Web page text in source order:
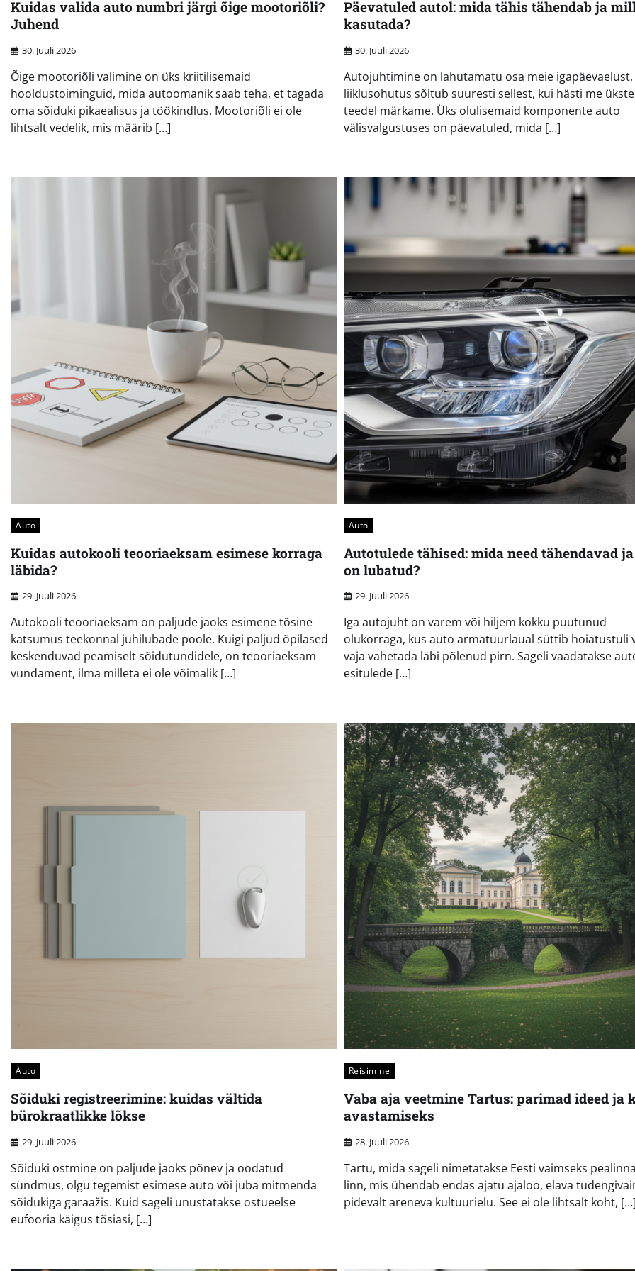
Kuidas valida auto numbri järgi õige mootoriõli?
Juhend
30. Juuli 2026
Õige mootoriõli valimine on üks kriitilisemaid
hooldustoiminguid, mida autoomanik saab teha, et tagada
oma sõiduki pikaealisus ja töökindlus. Mootoriõli ei ole
lihtsalt vedelik, mis määrib […]
Päevatuled autol: mida tähis tähendab ja
kasutada?
30. Juuli 2026
Autojuhtimine on lahutamatu osa meie
liiklusohutus sõltub suuresti sellest, kui hästi me
teedel märkame. Üks olulisemaid komponente auto
välisvalgustuses on päevatuled, mida […]
Auto
Kuidas autokooli teooriaeksam esimese korraga
läbida?
29. Juuli 2026
Autokooli teooriaeksam on paljude jaoks esimene tõsine
katsumus teekonnal juhilubade poole. Kuigi paljud õpilased
keskenduvad peamiselt sõidutundidele, on teooriaeksam
vundament, ilma milleta ei ole võimalik […]
Auto
Autotulede tähised: mida need tähendavad
on lubatud?
29. Juuli 2026
Iga autojuht on varem või hiljem kokku puutunud
olukorraga, kus auto armatuurlaual süttib hoiatustuli
vaja vahetada läbi põlenud pirn. Sageli vaadatakse
esitulede […]
Auto
Sõiduki registreerimine: kuidas vältida
bürokraatlikke lõkse
29. Juuli 2026
Sõiduki ostmine on paljude jaoks põnev ja oodatud
sündmus, olgu tegemist esimese auto või juba mitmenda
sõidukiga garaažis. Kuid sageli unustatakse ostueelse
eufooria käigus tõsiasi, […]
Reisimine
Vaba aja veetmine Tartus: parimad ideed ja
avastamiseks
28. Juuli 2026
Tartu, mida sageli nimetatakse Eesti vaimseks
linn, mis ühendab endas ajatu ajaloo, elava
pidevalt areneva kultuurielu. See ei ole lihtsalt koht,